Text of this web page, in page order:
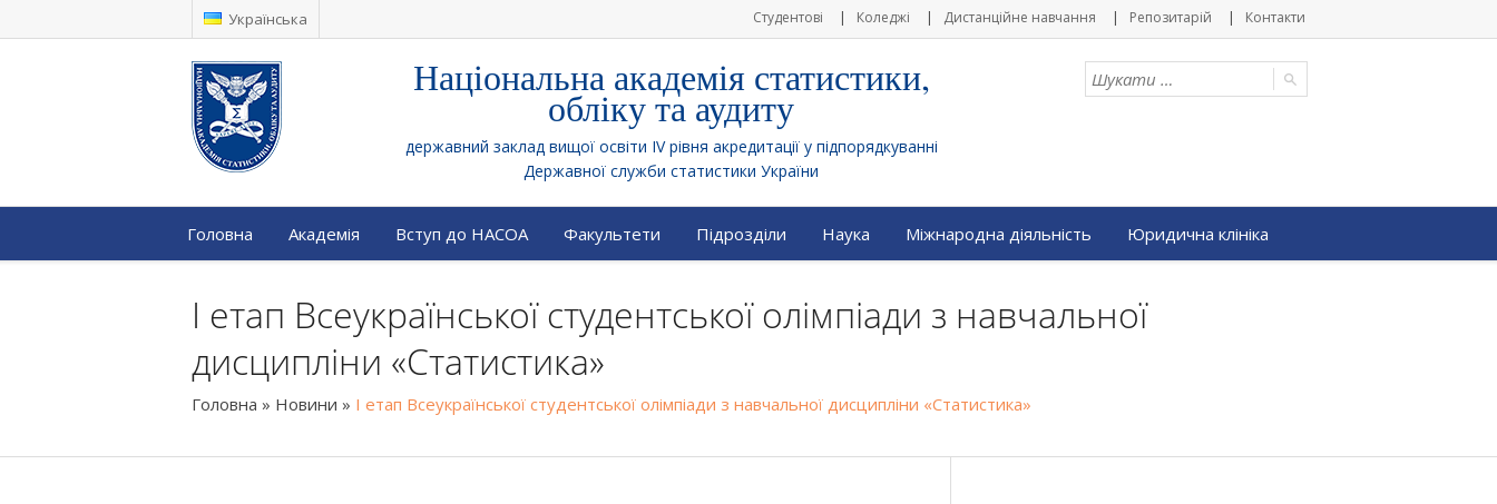
Українська Студентові Коледжі Дистанційне навчання Репозитарій Контакти
Національна академія статистики,
обліку та аудиту
державний заклад вищої освіти IV рівня акредитації у підпорядкуванні
Державної служби статистики України
Головна Академія Вступ до НАСОА Факультети Підрозділи Наука Міжнародна діяльність Юридична клініка
I етап Всеукраїнської студентської олімпіади з навчальної
дисципліни «Статистика»
Головна » Новини » I етап Всеукраїнської студентської олімпіади з навчальної дисципліни «Статистика»